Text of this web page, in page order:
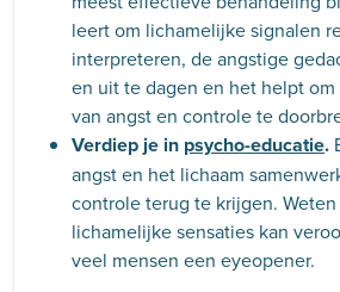
leert om lichamelijke signalen
interpreteren, de angstige
en uit te dagen en het helpt
van angst en controle te
Verdiep je in psycho-educatie.
angst en het lichaam
controle terug te krijgen.
lichamelijke sensaties kan
veel mensen een eyeopener.